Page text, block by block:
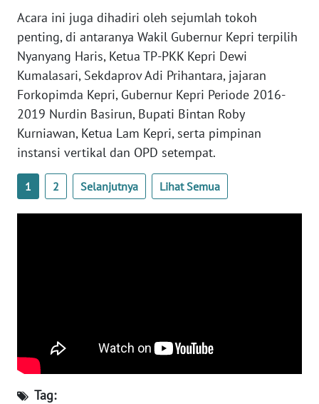
Acara ini juga dihadiri oleh sejumlah tokoh
penting, di antaranya Wakil Gubernur Kepri terpilih
Nyanyang Haris, Ketua TP-PKK Kepri Dewi
Kumalasari, Sekdaprov Adi Prihantara, jajaran
Forkopimda Kepri, Gubernur Kepri Periode 2016-
2019 Nurdin Basirun, Bupati Bintan Roby
Kurniawan, Ketua Lam Kepri, serta pimpinan
instansi vertikal dan OPD setempat.
1 2 Selanjutnya Lihat Semua
Tag:
WN
SUMSEL
WN
BENGKULU
WN
LAMPUNG
JATIM
WN